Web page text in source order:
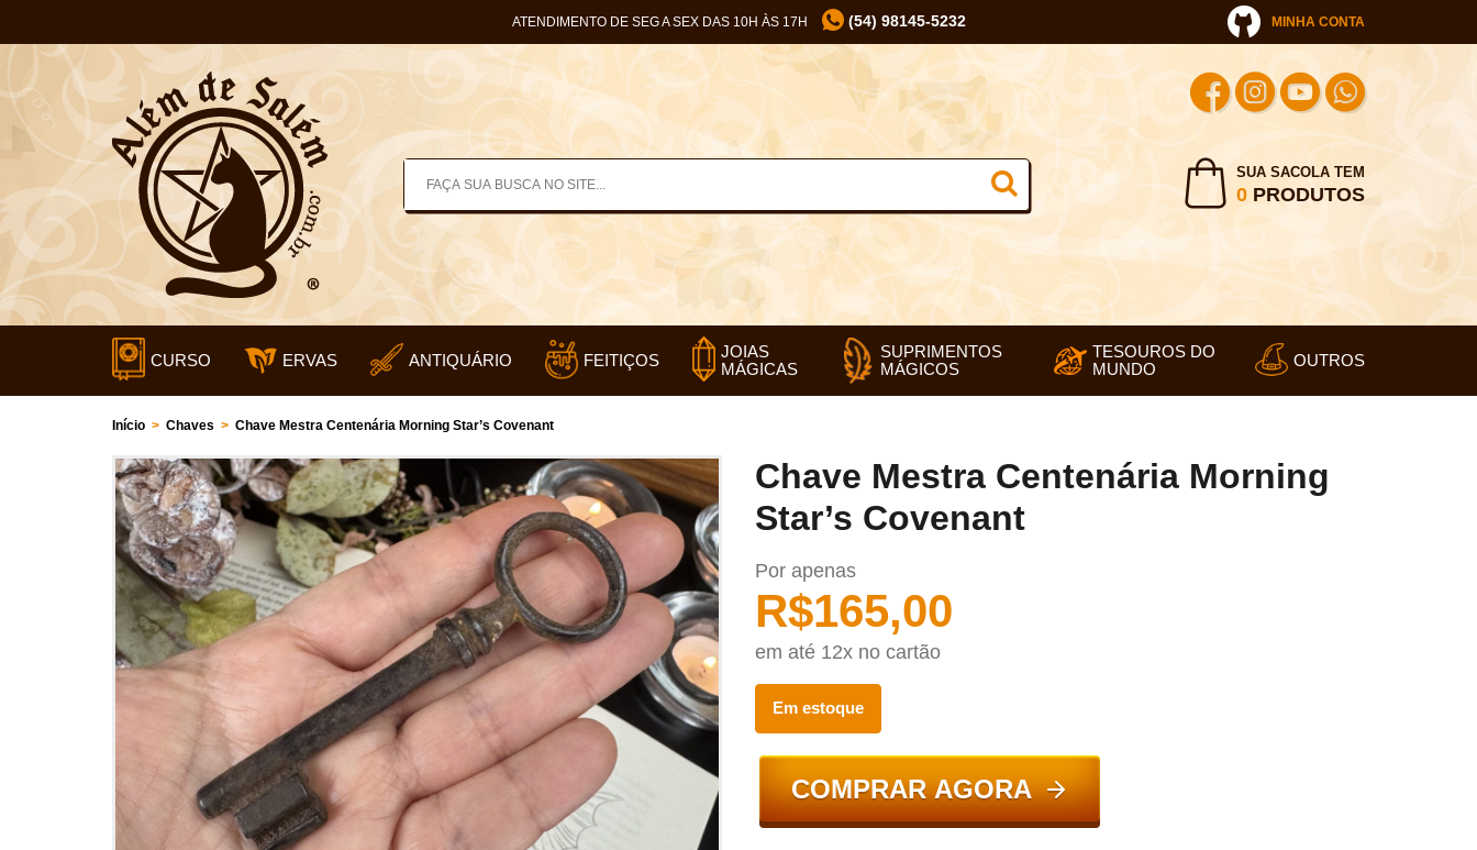
ATENDIMENTO DE SEG A SEX DAS 10H ÀS 17H (54) 98145-5232 MINHA CONTA
SUA SACOLA TEM
0PRODUTOS
CURSO ERVAS ANTIQUÁRIO FEITIÇOS
JOIAS
MÁGICAS
SUPRIMENTOS
MÁGICOS
TESOUROS DO
MUNDO
OUTROS
Início > Chaves > Chave Mestra Centenária Morning Star’s Covenant
Chave Mestra Centenária Morning
Star’s Covenant
Por apenas
R$165,00
em até 12x no cartão
Em estoque
COMPRAR AGORA